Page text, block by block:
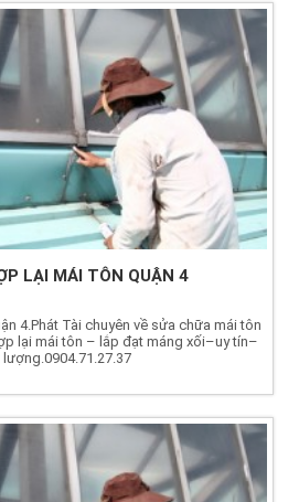
LẠI MÁI TÔN QUẬN 4
4.Phát Tài chuyên về sửa chữa mái tôn
lại mái tôn – lắp đạt máng xối–uy tín–